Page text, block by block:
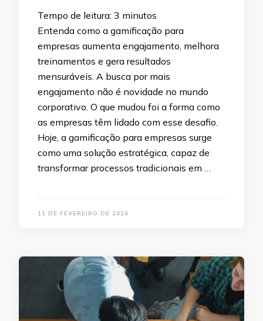
Tempo de leitura: 3 minutos
Entenda como a gamificação para
empresas aumenta engajamento, melhora
treinamentos e gera resultados
mensuráveis. A busca por mais
engajamento não é novidade no mundo
corporativo. O que mudou foi a forma como
as empresas têm lidado com esse desafio.
Hoje, a gamificação para empresas surge
como uma solução estratégica, capaz de
transformar processos tradicionais em …
11 DE FEVEREIRO DE 2026